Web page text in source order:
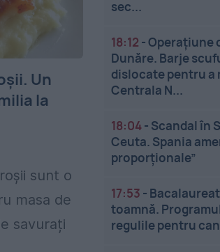
Un
la
sunt o
masa de
savurați
sec...
18:12 -Operațiune
Dunăre. Barje
dislocate pentru
Centrala N...
18:04- Scandal în
Ceuta. Spania
proporționale”
17:53 -
toamnă.
regulile pentru